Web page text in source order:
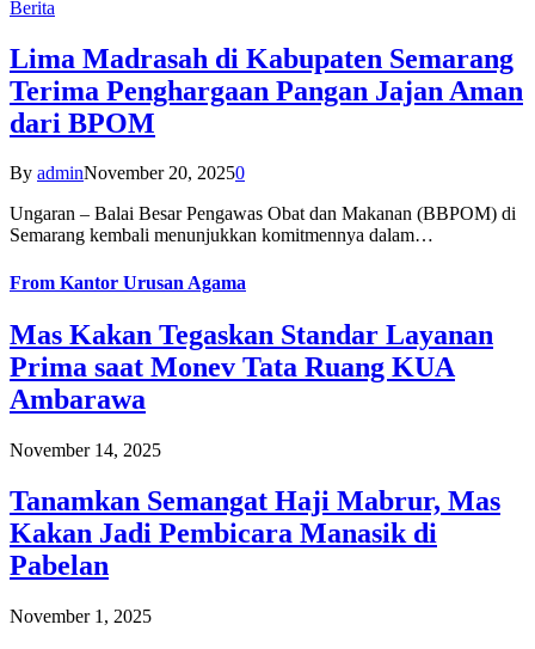
Berita
Lima Madrasah di Kabupaten Semarang
Terima Penghargaan Pangan Jajan Aman
dari BPOM
By adminNovember 20, 20250
Ungaran – Balai Besar Pengawas Obat dan Makanan (BBPOM) di
Semarang kembali menunjukkan komitmennya dalam…
From Kantor Urusan Agama
Mas Kakan Tegaskan Standar Layanan
Prima saat Monev Tata Ruang KUA
Ambarawa
November 14, 2025
Tanamkan Semangat Haji Mabrur, Mas
Kakan Jadi Pembicara Manasik di
Pabelan
November 1, 2025